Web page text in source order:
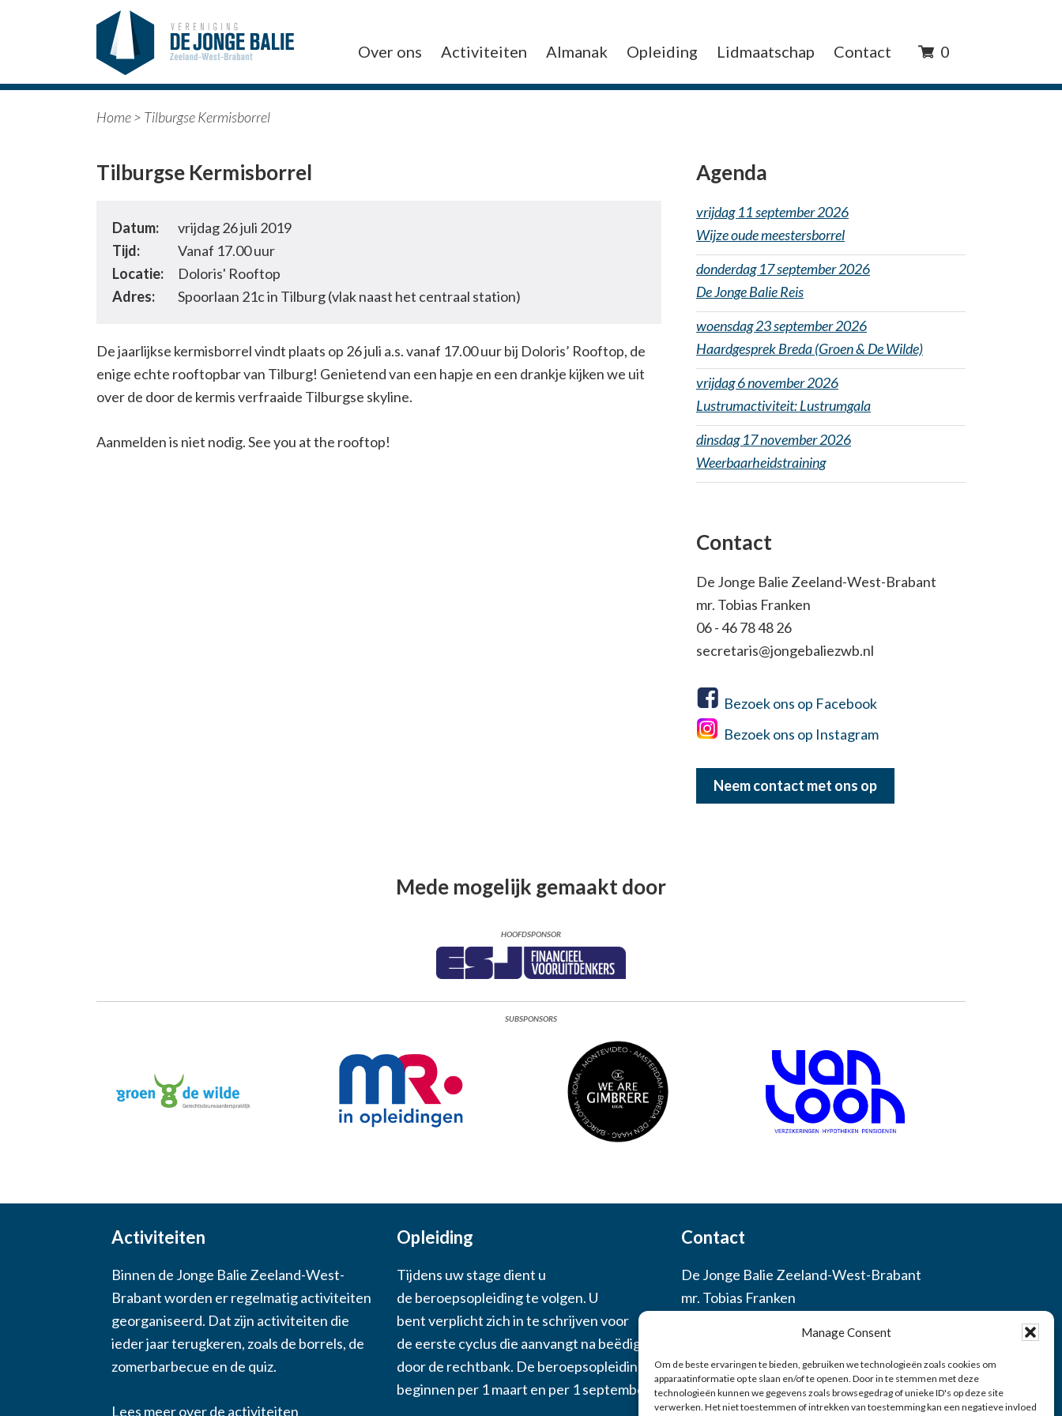
Manage Consent
Om de beste ervaringen te bieden, gebruiken we technologieën zoals cookies om
apparaatinformatie op te slaan en/of te openen. Door in te stemmen met deze
technologieën kunnen we gegevens zoals browsegedrag of unieke ID's op deze site
verwerken. Het niet toestemmen of intrekken van toestemming kan een negatieve invloed
Over ons Activiteiten Almanak Opleiding Lidmaatschap Contact 0
Home> Tilburgse Kermisborrel
Tilburgse Kermisborrel
Datum:
vrijdag 26 juli 2019
Tijd:
Vanaf 17.00 uur
Locatie:
Doloris' Rooftop
Adres:
Spoorlaan 21c in Tilburg (vlak naast het centraal station)
De jaarlijkse kermisborrel vindt plaats op 26 juli a.s. vanaf 17.00 uur bij Doloris’ Rooftop, de
enige echte rooftopbar van Tilburg! Genietend van een hapje en een drankje kijken we uit
over de door de kermis verfraaide Tilburgse skyline.
Aanmelden is niet nodig. See you at the rooftop!
Agenda
vrijdag 11 september 2026
Wijze oude meestersborrel
donderdag 17 september 2026
De Jonge Balie Reis
woensdag 23 september 2026
Haardgesprek Breda (Groen & De Wilde)
vrijdag 6 november 2026
Lustrumactiviteit: Lustrumgala
dinsdag 17 november 2026
Weerbaarheidstraining
Contact
De Jonge Balie Zeeland-West-Brabant
mr. Tobias Franken
06 - 46 78 48 26
secretaris@jongebaliezwb.nl
Bezoek ons op Facebook
Bezoek ons op Instagram
Neem contact met ons op
Mede mogelijk gemaakt door
Activiteiten
Binnen de Jonge Balie Zeeland-West-
Brabant worden er regelmatig activiteiten
georganiseerd. Dat zijn activiteiten die
ieder jaar terugkeren, zoals de borrels, de
zomerbarbecue en de quiz.
Lees meer over de activiteiten
Opleiding
Tijdens uw stage dient u
de beroepsopleiding te volgen. U
bent verplicht zich in te schrijven voor
de eerste cyclus die aanvangt na beëdiging
door de rechtbank. De beroepsopleidingen
beginnen per 1 maart en per 1 september.
Contact
De Jonge Balie Zeeland-West-Brabant
mr. Tobias Franken
secretaris@jongebaliezwb.nl
Bezoek ons op Facebook